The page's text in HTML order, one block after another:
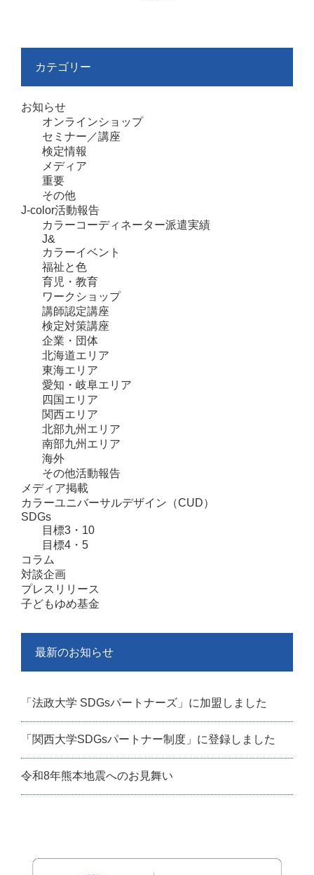
カテゴリー
お知らせ
オンラインショップ
セミナー／講座
検定情報
メディア
重要
その他
J-color活動報告
カラーコーディネーター派遣実績
J&
カラーイベント
福祉と色
育児・教育
ワークショップ
講師認定講座
検定対策講座
企業・団体
北海道エリア
東海エリア
愛知・岐阜エリア
四国エリア
関西エリア
北部九州エリア
南部九州エリア
海外
その他活動報告
メディア掲載
カラーユニバーサルデザイン（CUD）
SDGs
目標3・10
目標4・5
コラム
対談企画
プレスリリース
子どもゆめ基金
最新のお知らせ
「法政大学 SDGsパートナーズ」に加盟しました
「関西大学SDGsパートナー制度」に登録しました
令和8年熊本地震へのお見舞い